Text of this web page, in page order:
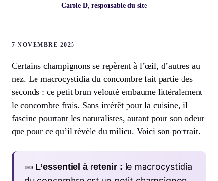
Carole D, responsable du site
7 NOVEMBRE 2025
Certains champignons se repèrent à l’œil, d’autres au
nez. Le macrocystidia du concombre fait partie des
seconds : ce petit brun velouté embaume littéralement
le concombre frais. Sans intérêt pour la cuisine, il
fascine pourtant les naturalistes, autant pour son odeur
que pour ce qu’il révèle du milieu. Voici son portrait.
🥒 L’essentiel à retenir : le macrocystidia